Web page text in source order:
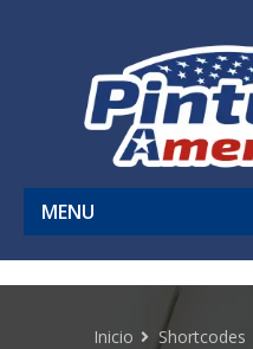
MENU
Inicio Shortcodes